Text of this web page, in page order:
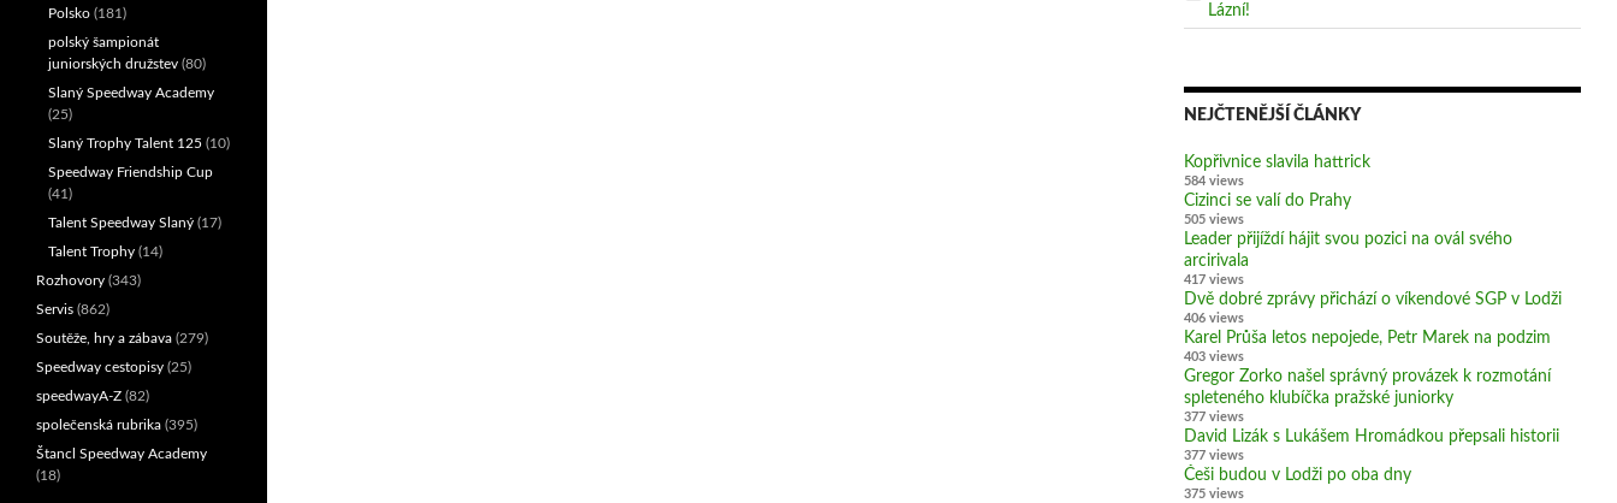
Lázní!
NEJČTENĚJŠÍ ČLÁNKY
Kopřivnice slavila hattrick
584 views
Cizinci se valí do Prahy
505 views
Leader přijíždí hájit svou pozici na ovál svého
arcirivala
417 views
Dvě dobré zprávy přichází o víkendové SGP v Lodži
406 views
Karel Průša letos nepojede, Petr Marek na podzim
403 views
Gregor Zorko našel správný provázek k rozmotání
spleteného klubíčka pražské juniorky
377 views
David Lizák s Lukášem Hromádkou přepsali historii
377 views
Češi budou v Lodži po oba dny
375 views
Polsko (181)
polský šampionát
juniorských družstev (80)
Slaný Speedway Academy
(25)
Slaný Trophy Talent 125 (10)
Speedway Friendship Cup
(41)
Talent Speedway Slaný (17)
Talent Trophy (14)
Rozhovory (343)
Servis (862)
Soutěže, hry a zábava (279)
Speedway cestopisy (25)
speedwayA-Z (82)
společenská rubrika (395)
Štancl Speedway Academy
(18)